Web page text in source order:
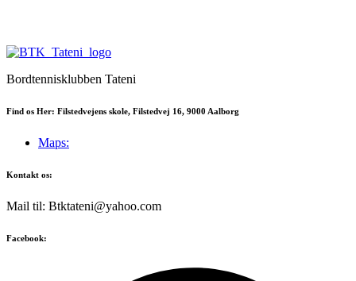
Bordtennisklubben Tateni
Find os Her: Filstedvejens skole, Filstedvej 16, 9000 Aalborg
Maps:
Kontakt os:
Mail til: Btktateni@yahoo.com
Facebook: